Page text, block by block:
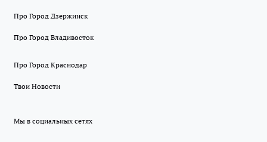
Про Город Дзержинск
Про Город Владивосток
Про Город Краснодар
Твои Новости
Мы в социальных сетях